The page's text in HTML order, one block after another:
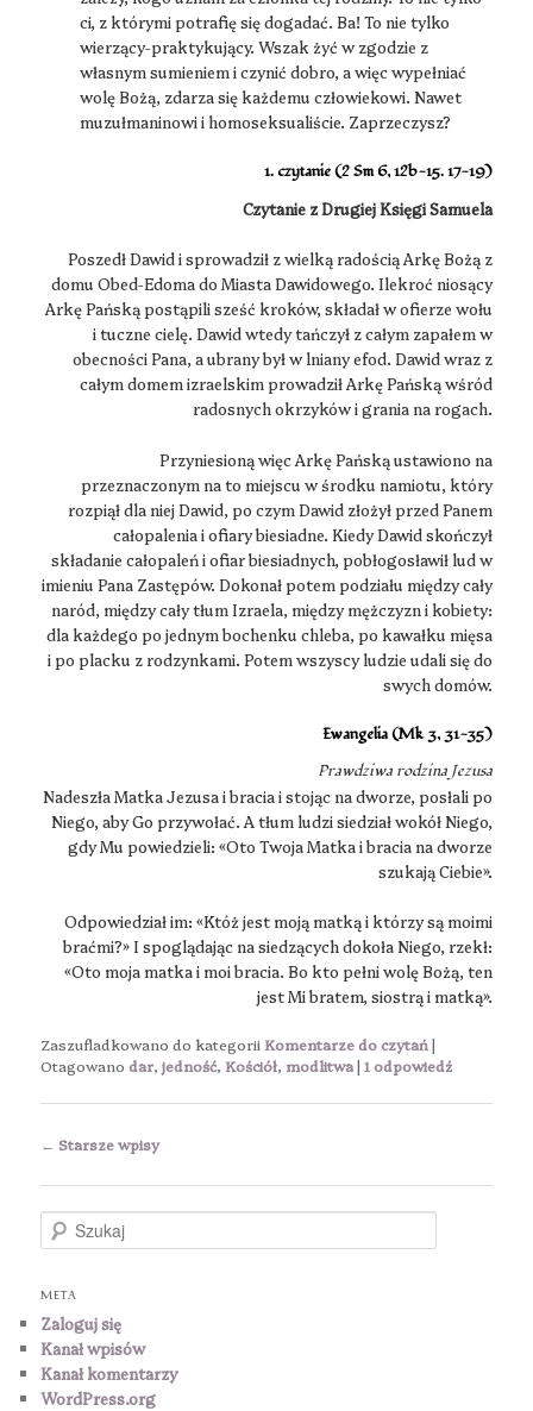
ci, z którymi potrafię się dogadać. Ba! To nie tylko
wierzący-praktykujący. Wszak żyć w zgodzie z
własnym sumieniem i czynić dobro, a więc wypełniać
wolę Bożą, zdarza się każdemu człowiekowi. Nawet
muzułmaninowi i homoseksualiście. Zaprzeczysz?
1. czytanie (2 Sm 6, 12b-15. 17-19)
Czytanie z Drugiej Księgi Samuela
Poszedł Dawid i sprowadził z wielką radością Arkę Bożą z
domu Obed-Edoma do Miasta Dawidowego. Ilekroć niosący
Arkę Pańską postąpili sześć kroków, składał w ofierze wołu
i tuczne cielę. Dawid wtedy tańczył z całym zapałem w
obecności Pana, a ubrany był w lniany efod. Dawid wraz z
całym domem izraelskim prowadził Arkę Pańską wśród
radosnych okrzyków i grania na rogach.
Przyniesioną więc Arkę Pańską ustawiono na
przeznaczonym na to miejscu w środku namiotu, który
rozpiął dla niej Dawid, po czym Dawid złożył przed Panem
całopalenia i ofiary biesiadne. Kiedy Dawid skończył
składanie całopaleń i ofiar biesiadnych, pobłogosławił lud w
imieniu Pana Zastępów. Dokonał potem podziału między cały
naród, między cały tłum Izraela, między mężczyzn i kobiety:
dla każdego po jednym bochenku chleba, po kawałku mięsa
i po placku z rodzynkami. Potem wszyscy ludzie udali się do
swych domów.
Ewangelia (Mk 3, 31-35)
Prawdziwa rodzina Jezusa
Nadeszła Matka Jezusa i bracia i stojąc na dworze, posłali po
Niego, aby Go przywołać. A tłum ludzi siedział wokół Niego,
gdy Mu powiedzieli: «Oto Twoja Matka i bracia na dworze
szukają Ciebie».
Odpowiedział im: «Któż jest moją matką i którzy są moimi
braćmi?» I spoglądając na siedzących dokoła Niego, rzekł:
«Oto moja matka i moi bracia. Bo kto pełni wolę Bożą, ten
jest Mi bratem, siostrą i matką».
Zaszufladkowano do kategorii Komentarze do czytań|
Otagowano dar,jedność, Kościół, modlitwa|1odpowiedź
Nawigacja
← Starsze wpisy
z
k
a
j
META
Zaloguj się
Kanał wpisów
Kanał komentarzy
WordPress.org